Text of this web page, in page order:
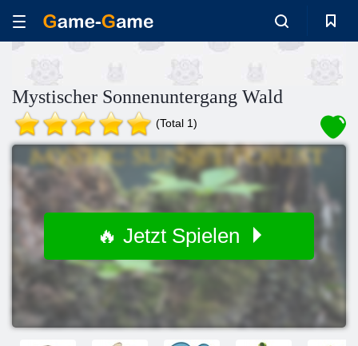
Mystischer Sonnenuntergang Wald
(Total 1)
🔥 Jetzt Spielen